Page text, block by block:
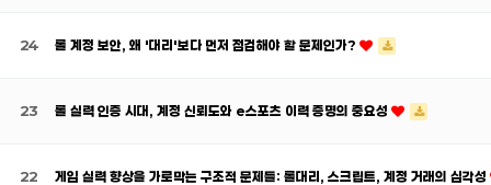
24 롤 계정 보안, 왜 '대리'보다 먼저 점검해야 할 문제인가?
23 롤 실력 인증 시대, 계정 신뢰도와 e스포츠 이력 증명의 중요성
22 게임 실력 향상을 가로막는 구조적 문제들: 롤대리, 스크립트, 계정 거래의 심각성